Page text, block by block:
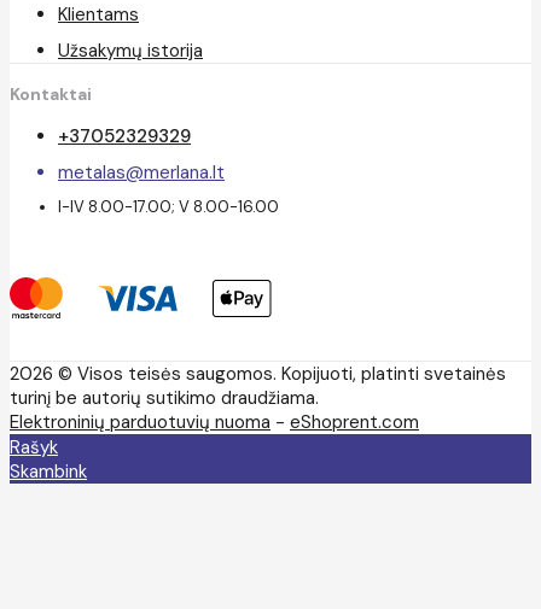
Klientams
Užsakymų istorija
Kontaktai
+37052329329
metalas@merlana.lt
I-IV 8.00-17.00; V 8.00-16.00
2026 © Visos teisės saugomos. Kopijuoti, platinti svetainės
turinį be autorių sutikimo draudžiama.
Elektroninių parduotuvių nuoma - eShoprent.com
Rašyk
Skambink